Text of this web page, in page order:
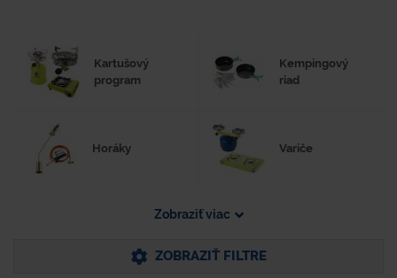
Kartušový
program
Kempingový
riad
Horáky Variče
Zobraziť viac
ZOBRAZIŤ FILTRE